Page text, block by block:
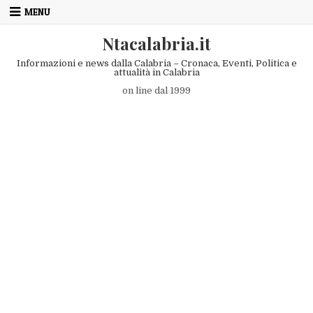
Skip to content
MENU
Ntacalabria.it
Informazioni e news dalla Calabria – Cronaca, Eventi, Politica e
attualità in Calabria
on line dal 1999